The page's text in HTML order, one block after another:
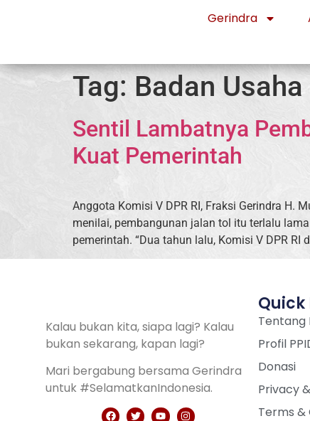
Gerindra
Tag: Badan
Sentil Lambatnya
Kuat Pemerintah
Anggota Komisi V DPR RI, Fraksi Gerindra H.
menilai, pembangunan jalan tol itu terlalu
pemerintah. “Dua tahun lalu, Komisi V DPR RI
Kalau bukan kita, siapa lagi? Kalau
bukan sekarang, kapan lagi?
Mari bergabung bersama Gerindra
untuk #SelamatkanIndonesia.
Quick
Tentang
Profil
Donasi
Privacy
Terms &